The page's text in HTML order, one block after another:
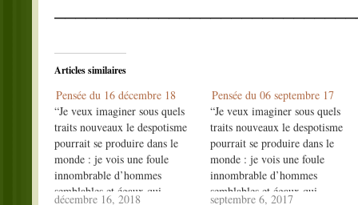
Articles similaires
Pensée du 16 décembre 18
“Je veux imaginer sous quels
traits nouveaux le despotisme
pourrait se produire dans le
monde : je vois une foule
innombrable d’hommes
semblables et égaux qui
décembre 16, 2018
Pensée du 06 septembre 17
“Je veux imaginer sous quels
traits nouveaux le despotisme
pourrait se produire dans le
monde : je vois une foule
innombrable d’hommes
semblables et égaux qui
septembre 6, 2017